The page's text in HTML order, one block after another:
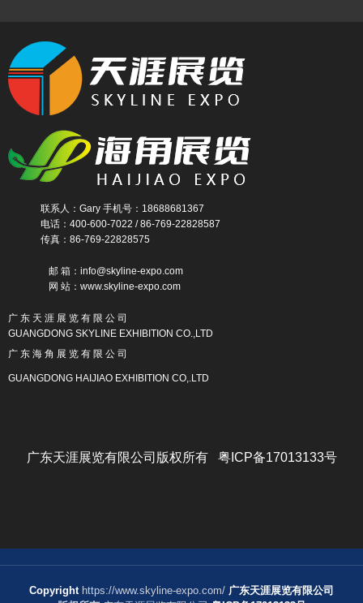
联系人：Gary 手机号：18688681367
电话：400-600-7022 / 86-769-22828587
传真：86-769-22828575
邮 箱：info@skyline-expo.com
网 站：www.skyline-expo.com
广 东 天 涯 展 览 有 限 公 司
GUANGDONG SKYLINE EXHIBITION CO.,LTD
广 东 海 角 展 览 有 限 公 司
GUANGDONG HAIJIAO EXHIBITION CO,.LTD
广东天涯展览有限公司版权所有 粤ICP备17013133号
Copyright https://www.skyline-expo.com/ 广东天涯展览有限公司